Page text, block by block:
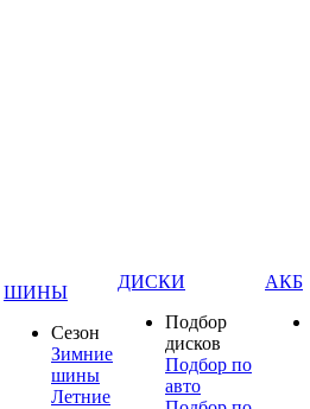
ШИНЫ
Сезон
Зимние
шины
Летние
ДИСКИ
Подбор
дисков
Подбор по
авто
АКБ